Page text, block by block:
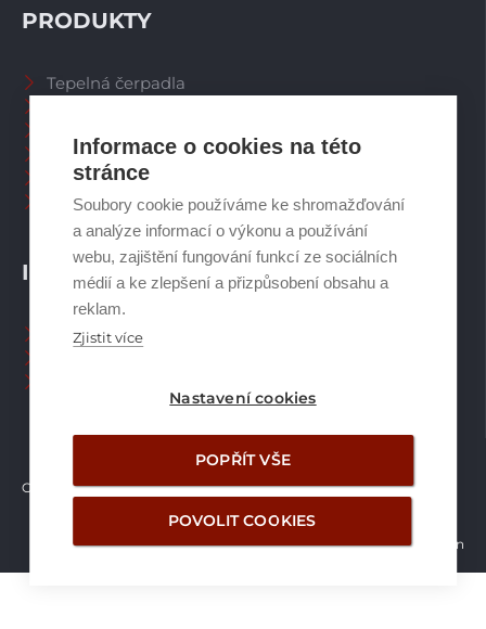
Informace o cookies na této
stránce
Soubory cookie používáme ke shromažďování
a analýze informací o výkonu a používání
webu, zajištění fungování funkcí ze sociálních
médií a ke zlepšení a přizpůsobení obsahu a
reklam.
Zjistit více
Nastavení cookies
POPŘÍT VŠE
POVOLIT COOKIES
INFORMACE
Naši pracovníci CZ
PRODUKTY
Tepelná čerpadla
Spalinové systémy
Plynové kotle
Ostatní příslušenství
Copyright © Brilon a.s. 2026
Vytvořilo studio Žalud Design